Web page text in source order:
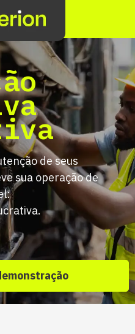
de seus
sua operação de